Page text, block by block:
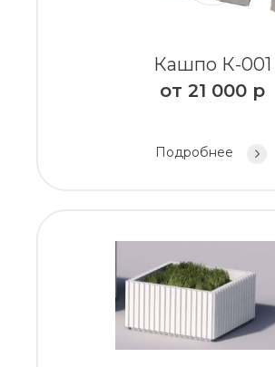
Кашпо К-001
от 21 000 р
Подробнее